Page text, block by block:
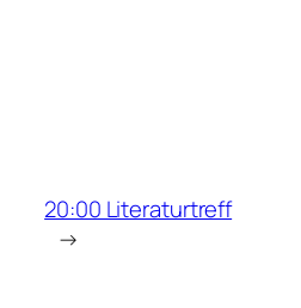
20:00 Literaturtreff
→